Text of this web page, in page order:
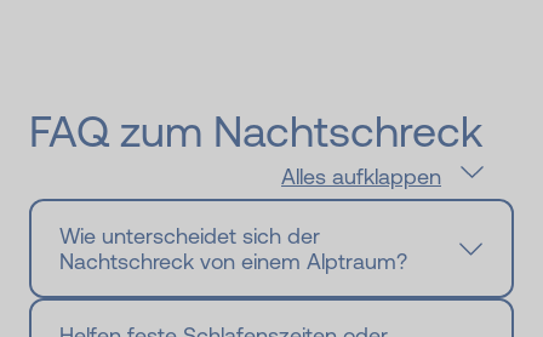
FAQ zum Nachtschreck
Alles aufklappen
Wie unterscheidet sich der
Nachtschreck von einem Alptraum?